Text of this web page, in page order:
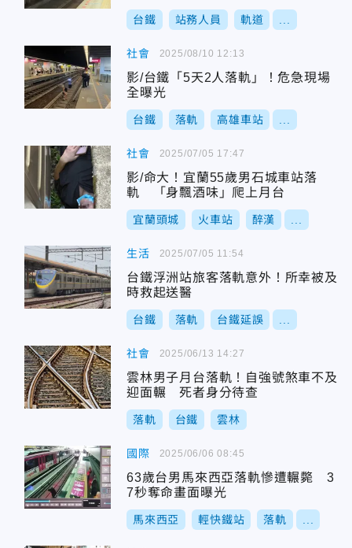
台鐵 站務人員 軌道
社會
影/台鐵「5天2人落軌」！危急現場
全曝光
台鐵 落軌 高雄車站
2025/08/10 12:13
社會
影/命大！宜蘭55歲男石城車站落
軌 「身飄酒味」爬上月台
宜蘭頭城 火車站 醉漢
2025/07/05 17:47
生活
台鐵浮洲站旅客落軌意外！所幸被及
時救起送醫
台鐵 落軌 台鐵延誤
2025/07/05 11:54
社會
雲林男子月台落軌！自強號煞車不及
迎面輾 死者身分待查
落軌 台鐵 雲林
2025/06/13 14:27
國際
63歲台男馬來西亞落軌慘遭輾斃 3
7秒奪命畫面曝光
馬來西亞 輕快鐵站 落軌
2025/06/06 08:45